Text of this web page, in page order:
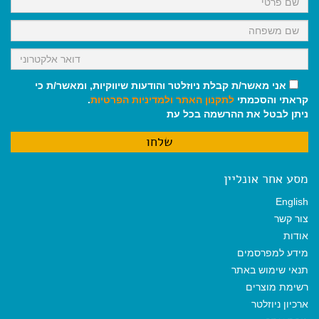
אני מאשר/ת קבלת ניוזלטר והודעות שיווקיות, ומאשר/ת כי
קראתי והסכמתי לתקנון האתר ולמדיניות הפרטיות.
ניתן לבטל את ההרשמה בכל עת
מסע אחר אונליין
English
צור קשר
אודות
מידע למפרסמים
תנאי שימוש באתר
רשימת מוצרים
ארכיון ניוזלטר